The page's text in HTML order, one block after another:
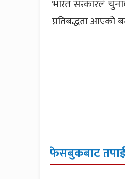
भारत सरकारले
प्रतिबद्धता आएको
फेसबुकबाट